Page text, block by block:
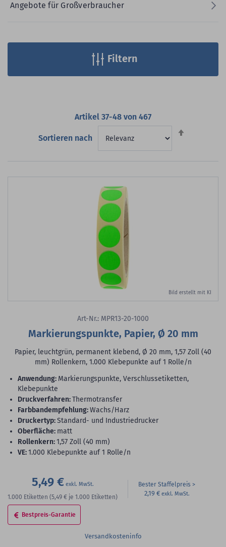
Angebote für Großverbraucher
Artikel 37-48 von 467
Sortieren nach
Bild erstellt mit KI
Art-Nr.: MPR13-20-1000
Markierungspunkte, Papier, Ø 20 mm
Papier, leuchtgrün, permanent klebend, Ø 20 mm, 1,57 Zoll (40
mm) Rollenkern, 1.000 Klebepunkte auf 1 Rolle/n
Anwendung: Markierungspunkte, Verschlussetiketten,
Klebepunkte
Druckverfahren:Thermotransfer
Farbbandempfehlung:Wachs/Harz
Druckertyp:Standard- und Industriedrucker
Oberfläche: matt
Rollenkern:1,57 Zoll (40 mm)
VE:1.000 Klebepunkte auf 1 Rolle/n
5,49 €
1.000 Etiketten (5,49 € je 1.000 Etiketten)
Bester Staffelpreis
2,19 €
Bestpreis-Garantie
Versandkosteninfo
Filtern